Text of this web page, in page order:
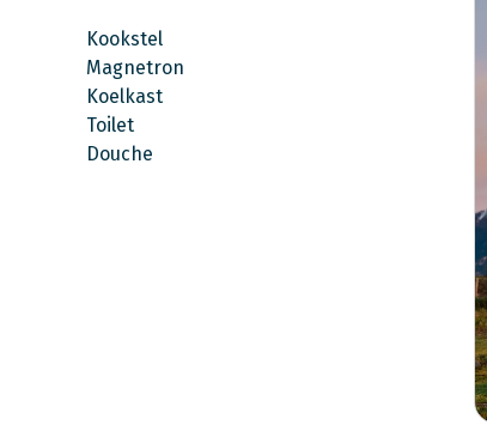
Kookstel
Magnetron
Koelkast
Toilet
Douche